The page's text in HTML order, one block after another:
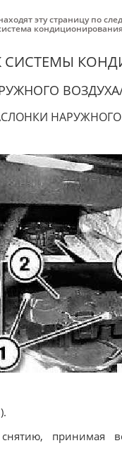
эту страницу по
СИСТЕМЫ
принимая